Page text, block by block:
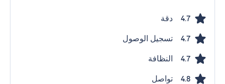
4.7 دقة
4.7 تسجيل الوصول
4.7 النظافة
4.8 تواصل